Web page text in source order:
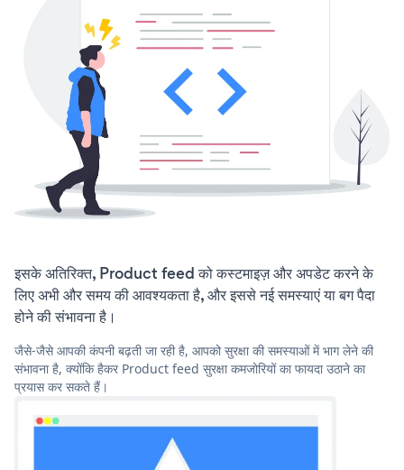
इसके अतिरिक्त, Product feed को कस्टमाइज़ और अपडेट करने के
लिए अभी और समय की आवश्यकता है, और इससे नई समस्याएं या बग पैदा
होने की संभावना है।
जैसे-जैसे आपकी कंपनी बढ़ती जा रही है, आपको सुरक्षा की समस्याओं में भाग लेने की
संभावना है, क्योंकि हैकर Product feed सुरक्षा कमजोरियों का फायदा उठाने का
प्रयास कर सकते हैं।